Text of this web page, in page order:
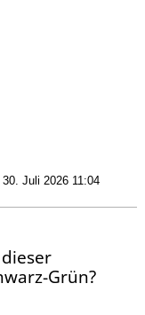
Juli 2026 11:04
Grün?